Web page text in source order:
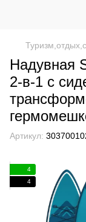
Надувная
2-в-1 с
Артикул:
4
4